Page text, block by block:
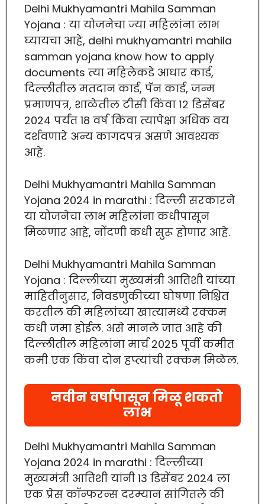
Delhi Mukhyamantri Mahila Samman
Yojana : या योजनेचा ज्या महिलांना लाभ
घ्यायचा आहे, delhi mukhyamantri mahila
samman yojana know how to apply
documents त्या महिलेकडे आधार कार्ड,
दिल्लीतील मतदान कार्ड, पॅन कार्ड, जन्म
प्रमाणपत्र, शाळेतील टीसी किंवा १२ डिसेंबर
2024 पर्यंत 18 वर्ष किंवा त्यापेक्षा अधिक वय
दर्शवणारे अन्य कागदपत्र असणे आवश्यक
आहे.
Delhi Mukhyamantri Mahila Samman
Yojana 2024 in marathi : दिल्ली सरकारने
या योजनेचा लाभ महिलांना कधीपासून
मिळणार आहे, नोंदणी कधी सुरू होणार आहे.
Delhi Mukhyamantri Mahila Samman
Yojana : दिल्लीच्या मुख्यमंत्री आतिशी यांच्या
माहितीनुसार, निवडणुकीच्या घोषणा निश्चित
करतील की महिलांच्या खात्यामध्ये रक्कम
कधी जमा होईल. असे मानले जात आहे की
दिल्लीतील महिलांना मार्च 2025 पूर्वी कमीत
कमी एक किंवा दोन हप्त्यांची रक्कम मिळेल.
नवीन वर्षापासून मिळू शकतो
लाभ
Delhi Mukhyamantri Mahila Samman
Yojana 2024 in marathi : दिल्लीच्या
मुख्यमंत्री आतिशी यांनी 13 डिसेंबर 2024 ला
एक प्रेस कॉन्फरन्स दरम्यान सांगितले की